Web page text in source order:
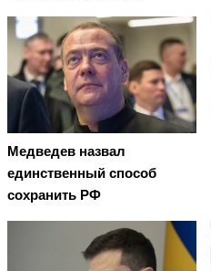
Медведев назвал
единственный способ
сохранить РФ